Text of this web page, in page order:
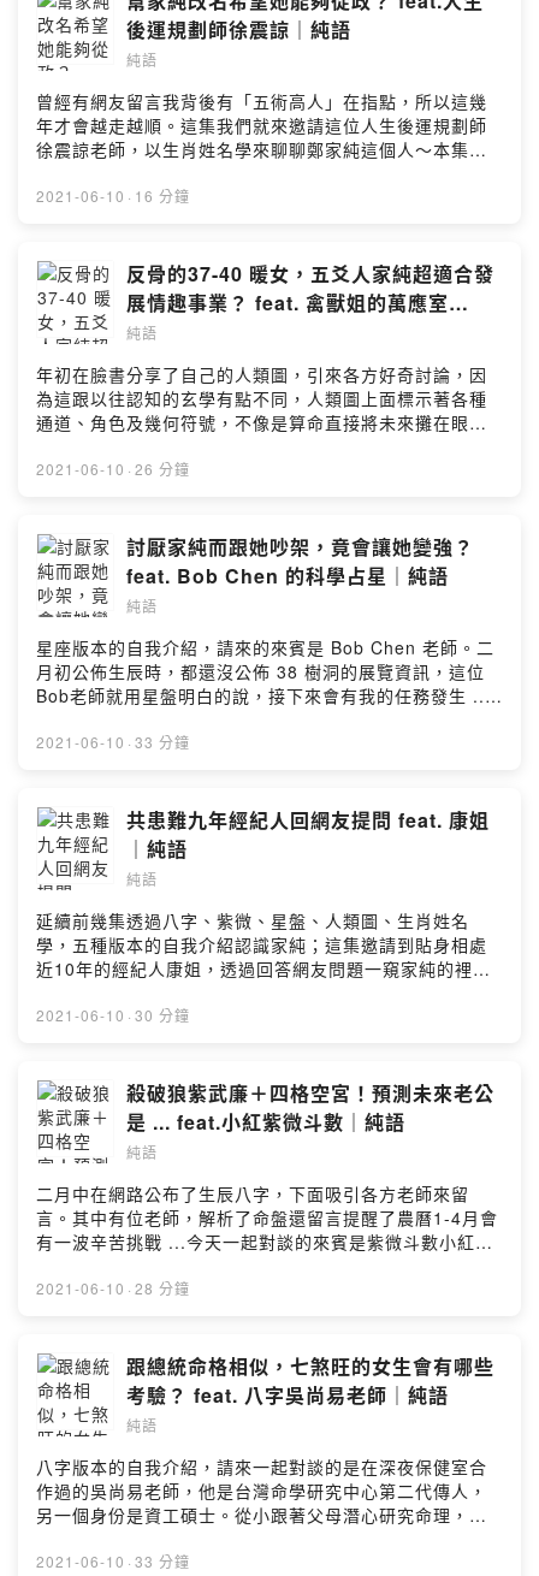
也非常推薦有興趣的大家去收聽。--覺得不錯就多聽，訂閱
分享五星純語～留言給我：https://bit.ly/3ys0S5z隨喜功
德金：https://pay.firstory.me/user/ilichengPowered by
發現自己不喜歡的模式來自智慧大姊姊的一番話Q4：如何
跟對方溝通要開始開放式關係沒有誰好誰壞，只有適不適
合誰不犯錯就永遠不知道自己不要什麼本集來賓 Tiny
🦸🏻‍♀️IG：tiny_219_FB：TinyTwitter：
@love_sick_219_Onlyfans：@tiny_219jvid:
https://www.jvid.com/Tiny219#/allTiny 在錄音前剛聽完
「sub有一種sub味」的 S2E10 - S2E12 這三集談論開放
式關係的主題，很喜歡受訪來賓小藤所分享的內容，Tiny
德金：https://pay.firstory.me/user/ilichengPowered by
Firstory Hosting
後運規劃師徐震諒｜純語
純語
曾經有網友留言我背後有「五術高人」在指點，所以這幾
年才會越走越順。這集我們就來邀請這位人生後運規劃師
徐震諒老師，以生肖姓名學來聊聊鄭家純這個人～本集語
後是很辛苦的過程改名東西軍：遊山玩水 vs 為民報國媽媽
出貨，售後服務完整又貼心。🛒 情趣第一購物中心Ｄr.情
趣：https://drqqtoys.tw/loveili__覺得不錯就多聽，訂閱
分享五星純語～留言給我：https://bre.is/TBnErcS7徐老
師的官網：dphsu95.com徐老師的粉專：
https://www.facebook.com/dphsu95徐老師的官方
Line：@dphsu95podcast：
https://dphsu95.firstory.io/Powered by Firstory
Hosting
2021-06-10 · 16 分鐘
反骨的37-40 暖女，五爻人家純超適合發
展情趣事業？ feat. 禽獸姐的萬應室
Hannah｜純語
純語
年初在臉書分享了自己的人類圖，引來各方好奇討論，因
為這跟以往認知的玄學有點不同，人類圖上面標示著各種
通道、角色及幾何符號，不像是算命直接將未來攤在眼
一步解惑！本集語錄：性趣偏好從人類圖看出端倪狂閃世
年磨一劍36通道人，災難不斷的試煉合作只要公平一切好
談__本集節目由 Dr.情趣 贊助播出第一名的臺灣情趣用品
商城，堅持原廠正貨，24小時快速出貨，售後服務完整又
貼心。🛒 情趣第一購物中心Ｄr.情趣：
https://drqqtoys.tw/loveili__覺得不錯就多聽，訂閱分享
五星純語～留言給我：https://bre.is/ddYdQtzHHannah
的粉絲頁（禽獸姐的萬應室）：
https://m.facebook.com/hannah.animal.room/Hannah
IG：@hannah.animal.room家純的人類圖：
d by Firstory Hosting
2021-06-10 · 26 分鐘
討厭家純而跟她吵架，竟會讓她變強？
feat. Bob Chen 的科學占星｜純語
純語
星座版本的自我介紹，請來的來賓是 Bob Chen 老師。二
月初公佈生辰時，都還沒公佈 38 樹洞的展覽資訊，這位
Bob老師就用星盤明白的說，接下來會有我的任務發生 ...
冤親債主都來討債囉火木合天秤四分天海摩羯公開的敵人
優勢__本集節目由 Dr.情趣 贊助播出第一名的臺灣情趣用
品商城，堅持原廠正貨，24小時快速出貨，售後服務完整
又貼心。🛒 情趣第一購物中心Ｄr.情趣：
https://drqqtoys.tw/loveili__覺得不錯就多聽，訂閱分享
五星純語～留言給我：https://bre.is/5CWF27u5Bob老師
的粉絲頁：https://www.facebook.com/bobchen7Bob老
師的 podcast：https://reurl.cc/EzybQnPowered by
Firstory Hosting
2021-06-10 · 33 分鐘
共患難九年經紀人回網友提問 feat. 康姐
｜純語
純語
延續前幾集透過八字、紫微、星盤、人類圖、生肖姓名
學，五種版本的自我介紹認識家純；這集邀請到貼身相處
近10年的經紀人康姐，透過回答網友問題一窺家純的裡裡
家純喝醉ㄎㄧㄤ事8年前的家純有多壞有沒有想過要放棄家
本集節目由 Dr.情趣 贊助播出第一名的臺灣情趣用品商
城，堅持原廠正貨，24小時快速出貨，售後服務完整又貼
心。🛒 情趣第一購物中心Ｄr.情趣：
https://drqqtoys.tw/loveili__覺得不錯就多聽，訂閱分享
五星純語～留言給我：https://bre.is/5p4cYFajPowered
by Firstory Hosting
2021-06-10 · 30 分鐘
殺破狼紫武廉＋四格空宮！預測未來老公
是 ... feat.小紅紫微斗數｜純語
純語
二月中在網路公布了生辰八字，下面吸引各方老師來留
言。其中有位老師，解析了命盤還留言提醒了農曆1-4月會
有一波辛苦挑戰 ...今天一起對談的來賓是紫微斗數小紅老
的衝突，有秩序又瘋狂的怪咖父母兄弟夫妻子女宮都空，
__本集節目由 Dr.情趣 贊助播出第一名的臺灣情趣用品商
城，堅持原廠正貨，24小時快速出貨，售後服務完整又貼
心。🛒 情趣第一購物中心Ｄr.情趣：
https://drqqtoys.tw/loveili__覺得不錯就多聽，訂閱分享
五星純語～留言給我：https://bre.is/Cge3oZC3小紅老師
的粉絲頁：https://www.facebook.com/smallredziwei小
紅老師的podcast：
https://podcast.kkbox.com/channel/KmxgdEn2v8iviLo
iNP家純的12宮命盤：https://bre.is/42WsPQ58如何取得
2021-06-10 · 28 分鐘
跟總統命格相似，七煞旺的女生會有哪些
考驗？ feat. 八字吳尚易老師｜純語
純語
八字版本的自我介紹，請來一起對談的是在深夜保健室合
作過的吳尚易老師，他是台灣命學研究中心第二代傳人，
另一個身份是資工碩士。從小跟著父母潛心研究命理，加
角度解說八字...本集語錄：八字的八個字代表什麼命理八
2021-06-10 · 33 分鐘